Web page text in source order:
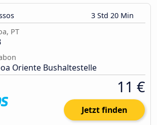
3 Std 20 Min
PT
Oriente Bushaltestelle
11 €
Jetzt finden